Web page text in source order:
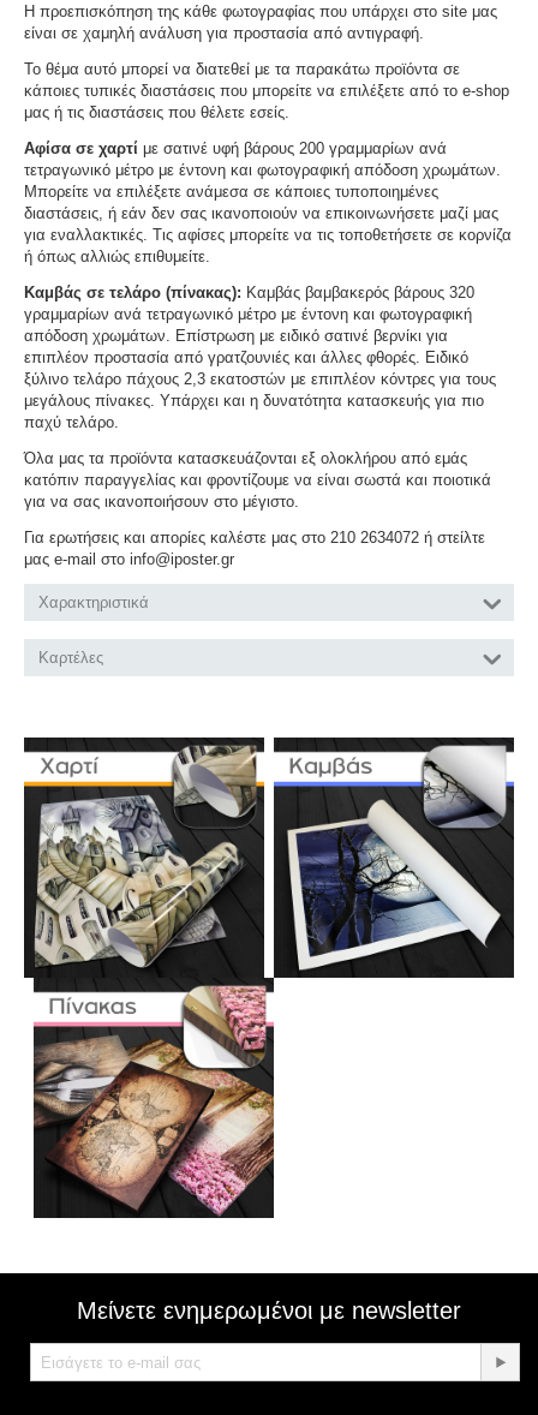
Η προεπισκόπηση της κάθε φωτογραφίας που υπάρχει στο site μας
είναι σε χαμηλή ανάλυση για προστασία από αντιγραφή.
Το θέμα αυτό μπορεί να διατεθεί με τα παρακάτω προϊόντα σε
κάποιες τυπικές διαστάσεις που μπορείτε να επιλέξετε από το e-shop
μας ή τις διαστάσεις που θέλετε εσείς.
Αφίσα σε χαρτί με σατινέ υφή βάρους 200 γραμμαρίων ανά
τετραγωνικό μέτρο με έντονη και φωτογραφική απόδοση χρωμάτων.
Μπορείτε να επιλέξετε ανάμεσα σε κάποιες τυποποιημένες
διαστάσεις, ή εάν δεν σας ικανοποιούν να επικοινωνήσετε μαζί μας
για εναλλακτικές. Τις αφίσες μπορείτε να τις τοποθετήσετε σε κορνίζα
ή όπως αλλιώς επιθυμείτε.
Καμβάς σε τελάρο (πίνακας): Καμβάς βαμβακερός βάρους 320
γραμμαρίων ανά τετραγωνικό μέτρο με έντονη και φωτογραφική
απόδοση χρωμάτων. Επίστρωση με ειδικό σατινέ βερνίκι για
επιπλέον προστασία από γρατζουνιές και άλλες φθορές. Ειδικό
ξύλινο τελάρο πάχους 2,3 εκατοστών με επιπλέον κόντρες για τους
μεγάλους πίνακες. Υπάρχει και η δυνατότητα κατασκευής για πιο
παχύ τελάρο.
Όλα μας τα προϊόντα κατασκευάζονται εξ ολοκλήρου από εμάς
κατόπιν παραγγελίας και φροντίζουμε να είναι σωστά και ποιοτικά
για να σας ικανοποιήσουν στο μέγιστο.
Για ερωτήσεις και απορίες καλέστε μας στο 210 2634072 ή στείλτε
μας e-mail στο info@iposter.gr
Χαρακτηριστικά
Καρτέλες
Μείνετε ενημερωμένοι με newsletter